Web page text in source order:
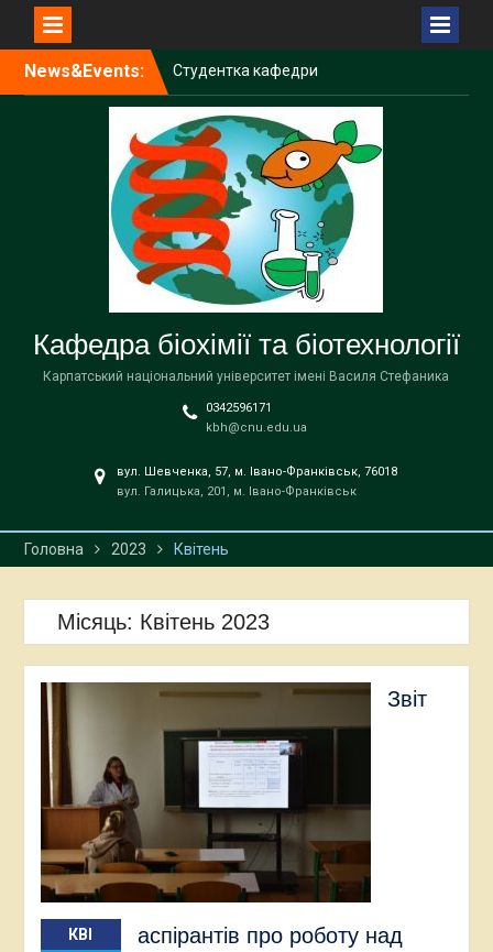
News&Events:
Студентка кафедри
Вікторія Чир долучилася
до проведення
Міжнародної біологічної
олімпіади IBO 2026
SheLeads: зустріч для
дівчат, які цікавляться
STEM
Молоді науковці кафедри
біохімії та біотехнології
взяли участь у Літній
Кафедра біохімії та біотехнології
Карпатський національний університет імені Василя Стефаника
0342596171
kbh@cnu.edu.ua
вул. Шевченка, 57, м. Івано-Франківськ, 76018
вул. Галицька, 201, м. Івано-Франківськ
Головна 2023 Квітень
Місяць: Квітень 2023
КВІ
Звіт
аспірантів про роботу над